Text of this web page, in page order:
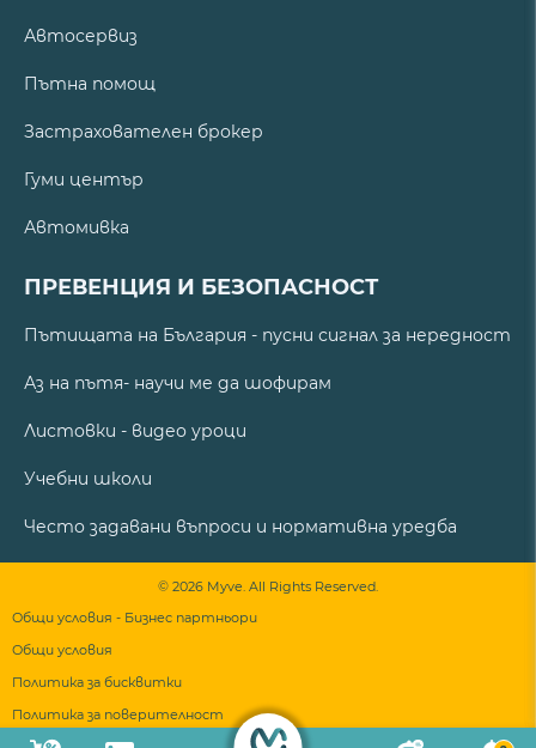
Автосервиз
Пътна помощ
Застрахователен брокер
Гуми център
Автомивка
ПРЕВЕНЦИЯ И БЕЗОПАСНОСТ
Пътищата на България - пусни сигнал за нередност
Аз на пътя- научи ме да шофирам
Листовки - видео уроци
Учебни школи
Често задавани въпроси и нормативна уредба
© 2026 Myve. All Rights Reserved.
Общи условия - Бизнес партньори
Общи условия
Политика за бисквитки
Политика за поверителност